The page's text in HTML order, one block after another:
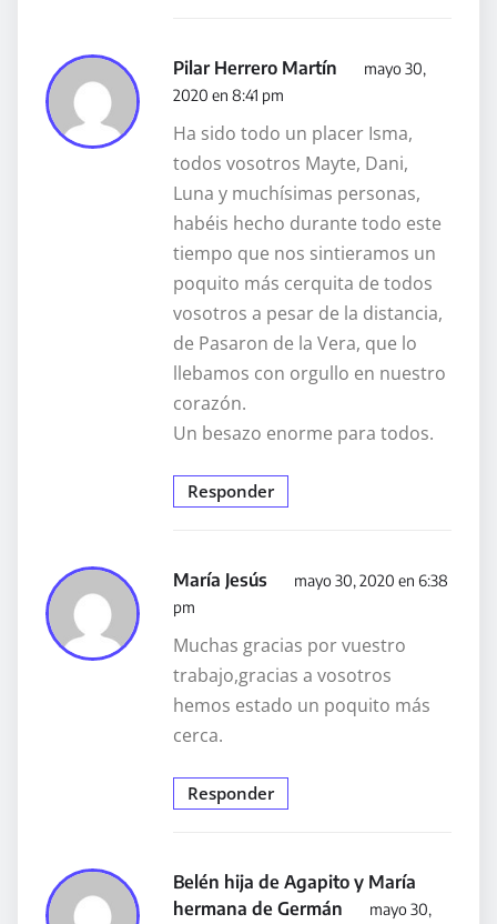
Pilar Herrero Martín
mayo 30,
2020 en 8:41 pm
Ha sido todo un placer Isma,
todos vosotros Mayte, Dani,
Luna y muchísimas personas,
habéis hecho durante todo este
tiempo que nos sintieramos un
poquito más cerquita de todos
vosotros a pesar de la distancia,
de Pasaron de la Vera, que lo
llebamos con orgullo en nuestro
corazón.
Un besazo enorme para todos.
Responder
María Jesús
mayo 30, 2020 en 6:38
pm
Muchas gracias por vuestro
trabajo,gracias a vosotros
hemos estado un poquito más
cerca.
Responder
Belén hija de Agapito y María
hermana de Germán
mayo 30,